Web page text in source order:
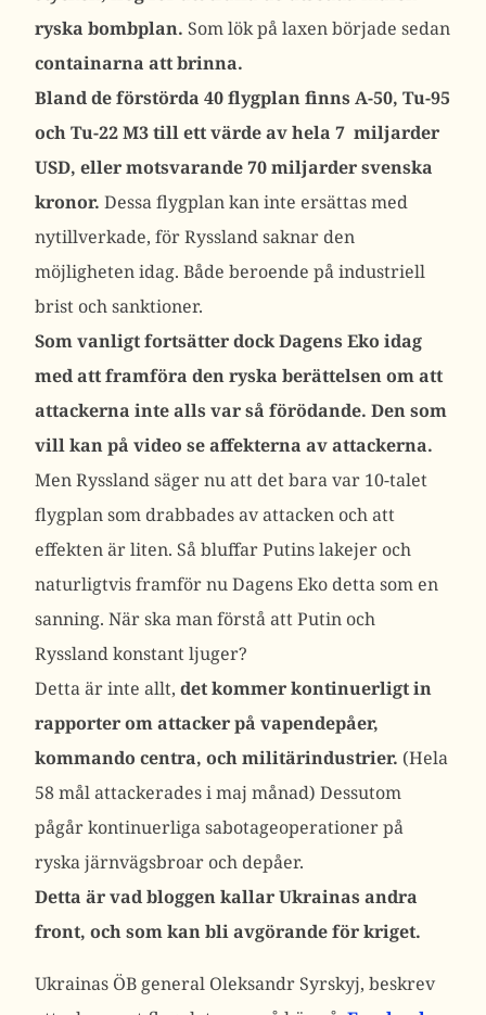
ryska bombplan. Som lök på laxen började sedan
containarna att brinna.
Bland de förstörda 40 flygplan finns A-50, Tu-95
och Tu-22 M3 till ett värde av hela 7 miljarder
USD, eller motsvarande 70 miljarder svenska
kronor. Dessa flygplan kan inte ersättas med
nytillverkade, för Ryssland saknar den
möjligheten idag. Både beroende på industriell
brist och sanktioner.
Som vanligt fortsätter dock Dagens Eko idag
med att framföra den ryska berättelsen om att
attackerna inte alls var så förödande. Den som
vill kan på video se affekterna av attackerna.
Men Ryssland säger nu att det bara var 10-talet
flygplan som drabbades av attacken och att
effekten är liten. Så bluffar Putins lakejer och
naturligtvis framför nu Dagens Eko detta som en
sanning. När ska man förstå att Putin och
Ryssland konstant ljuger?
Detta är inte allt, det kommer kontinuerligt in
rapporter om attacker på vapendepåer,
kommando centra, och militärindustrier. (Hela
58 mål attackerades i maj månad) Dessutom
pågår kontinuerliga sabotageoperationer på
ryska järnvägsbroar och depåer.
Detta är vad bloggen kallar Ukrainas andra
front, och som kan bli avgörande för kriget.
Ukrainas ÖB general Oleksandr Syrskyj, beskrev